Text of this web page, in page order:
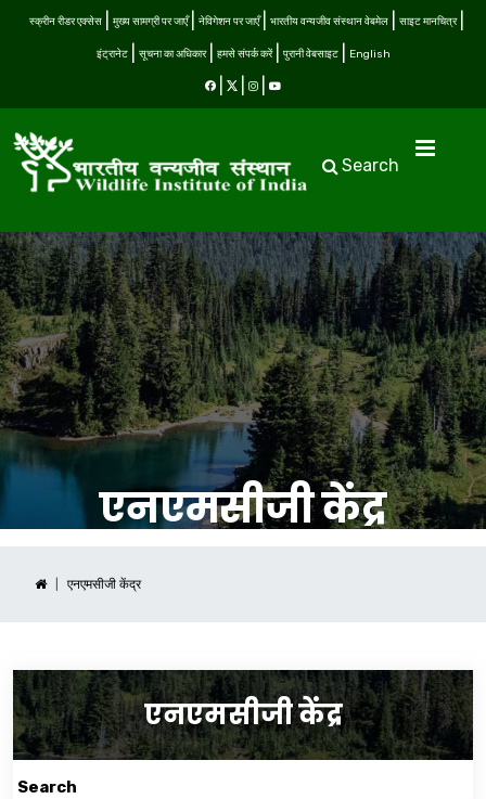
स्क्रीन रीडर एक्सेस मुख्य सामग्री पर जाएँ नेविगेशन पर जाएँ भारतीय वन्यजीव संस्थान वेबमेल साइट मानचित्र
इंट्रानेट सूचना का अधिकार हमसे संपर्क करें पुरानी वेबसाइट English
Search
एनएमसीजी केंद्र
एनएमसीजी केंद्र
एनएमसीजी केंद्र
Search